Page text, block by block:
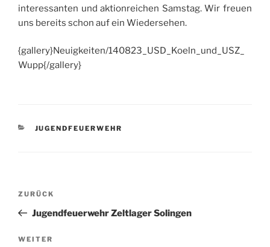
interessanten und aktionreichen Samstag. Wir freuen
uns bereits schon auf ein Wiedersehen.
{gallery}Neuigkeiten/140823_USD_Koeln_und_USZ_
Wupp{/gallery}
KATEGORIEN
JUGENDFEUERWEHR
Beitragsnavigation
Vorheriger
Beitrag
ZURÜCK
Jugendfeuerwehr Zeltlager Solingen
Nächster
WEITER